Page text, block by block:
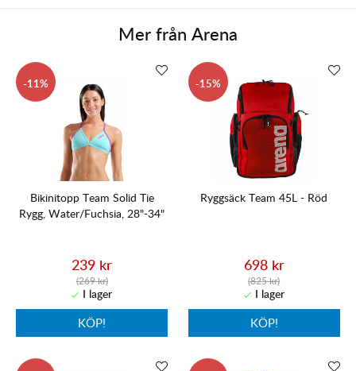
Mer från Arena
11
Bikinitopp Team Solid Tie
Rygg, Water/Fuchsia, 28"-34"
239 kr
(269 kr)
KÖP!
15
Ryggsäck Team 45L - Röd
698 kr
(825 kr)
KÖP!